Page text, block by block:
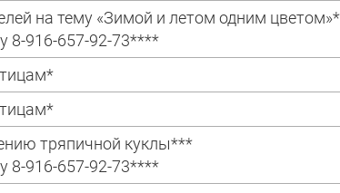
на тему «Зимой и летом одним
8-916-657-92-73****
тряпичной куклы***
8-916-657-92-73****